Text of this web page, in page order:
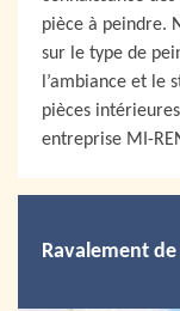
pièce à peindre.
sur le type de
l’ambiance et le
pièces
entreprise MI-
Ravalement de